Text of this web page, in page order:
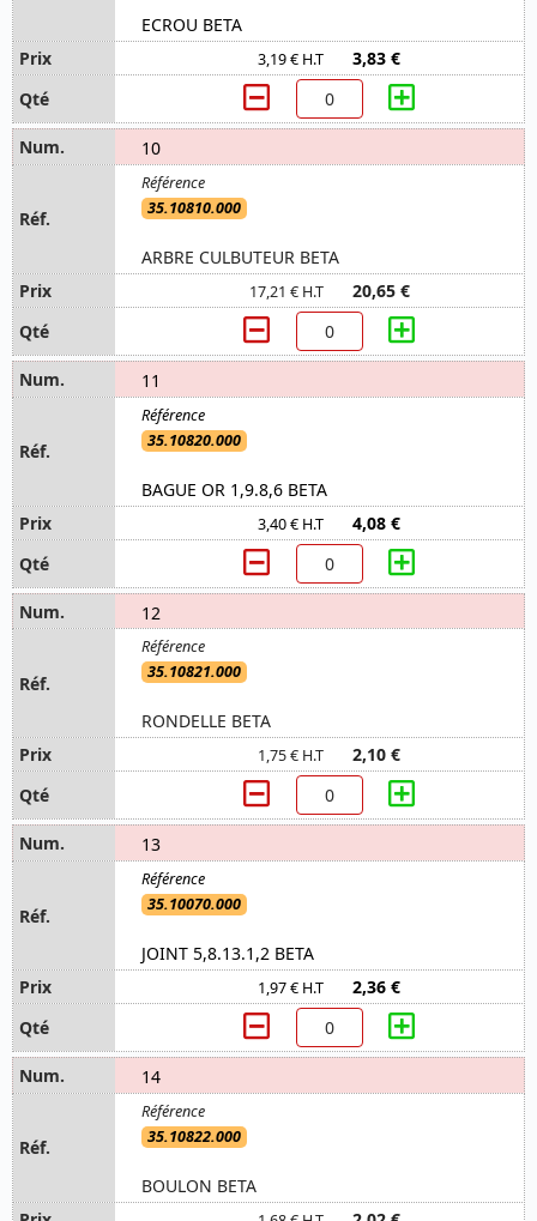
ECROU BETA
3,19 € H.T 3,83 €
10
35.10810.000
ARBRE CULBUTEUR BETA
17,21 € H.T 20,65 €
11
35.10820.000
BAGUE OR 1,9.8,6 BETA
3,40 € H.T 4,08 €
12
35.10821.000
RONDELLE BETA
1,75 € H.T 2,10 €
13
35.10070.000
JOINT 5,8.13.1,2 BETA
1,97 € H.T 2,36 €
14
35.10822.000
BOULON BETA